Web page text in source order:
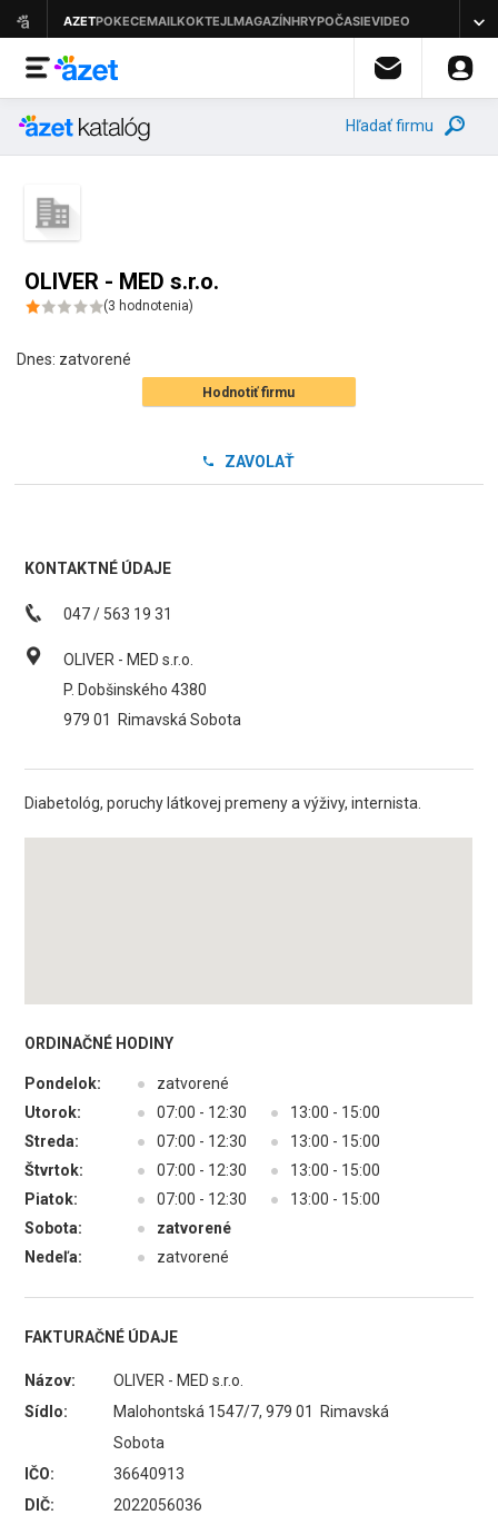
Hľadať firmu
OLIVER - MED s.r.o.
(3 hodnotenia)
Dnes: zatvorené
Hodnotiť firmu
ZAVOLAŤ
KONTAKTNÉ ÚDAJE
047 / 563 19 31
OLIVER - MED s.r.o.
P. Dobšinského 4380
979 01
Rimavská Sobota
Diabetológ, poruchy látkovej premeny a výživy, internista.
ORDINAČNÉ HODINY
Pondelok: ●
zatvorené
Utorok:
● 07:00 - 12:30 ●
13:00 - 15:00
Streda:
● 07:00 - 12:30 ●
13:00 - 15:00
Štvrtok:
● 07:00 - 12:30 ●
13:00 - 15:00
Piatok:
● 07:00 - 12:30 ●
13:00 - 15:00
Sobota:
●
zatvorené
Nedeľa:
● zatvorené
FAKTURAČNÉ ÚDAJE
Názov:
OLIVER - MED s.r.o.
Sídlo:
Malohontská 1547/7, 979 01 Rimavská
Sobota
IČO:
36640913
DIČ:
2022056036